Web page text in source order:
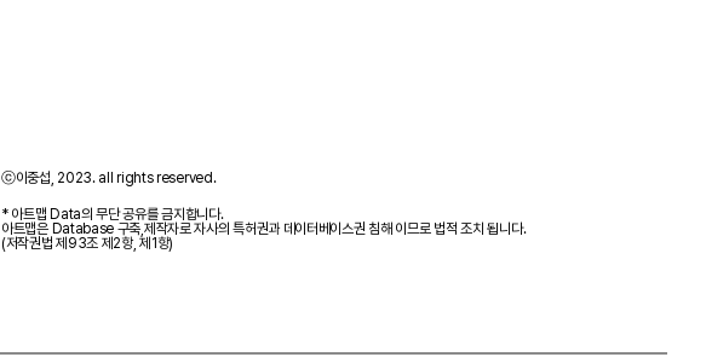
ⓒ이중섭, 2023. all rights reserved.
* 아트맵 Data의 무단 공유를 금지합니다.
아트맵은 Database 구축,제작자로 자사의 특허권과 데이터베이스권 침해 이므로 법적 조치 됩니다.
(저작권법 제93조 제2항, 제1항)